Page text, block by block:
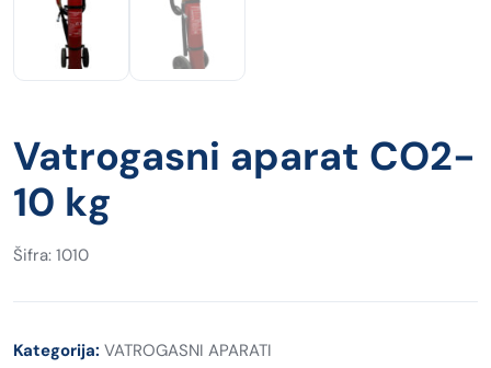
Vatrogasni aparat CO2-
10 kg
Šifra: 1010
Kategorija: VATROGASNI APARATI